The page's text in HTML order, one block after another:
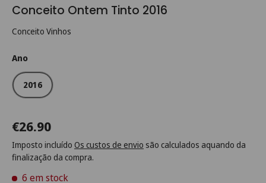
Conceito Ontem Tinto 2016
Conceito Vinhos
Ano
2016
€26.90
Imposto incluído Os custos de envio são calculados aquando da
finalização da compra.
6 em stock